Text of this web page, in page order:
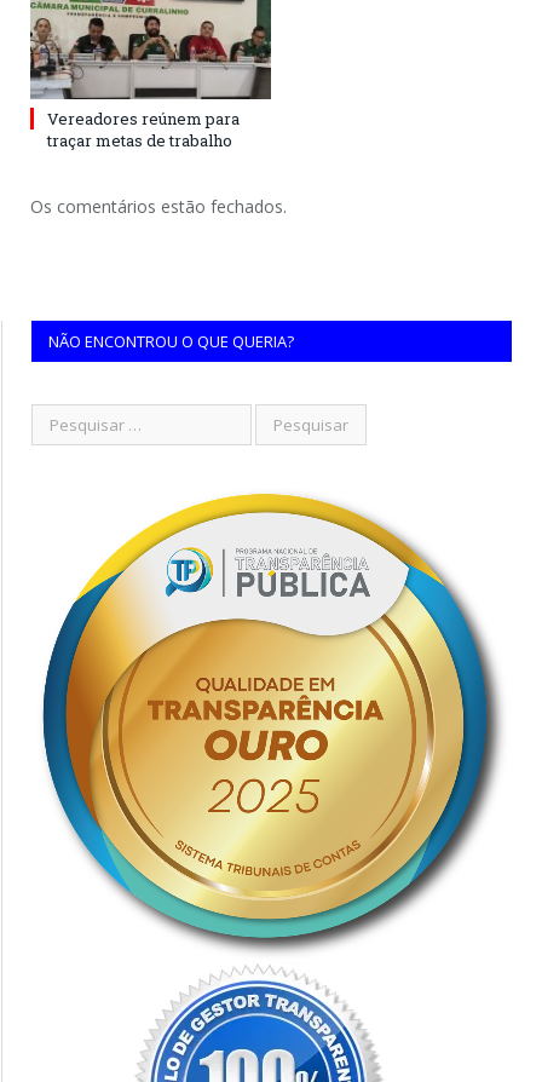
Vereadores reúnem para
traçar metas de trabalho
Os comentários estão fechados.
NÃO ENCONTROU O QUE QUERIA?